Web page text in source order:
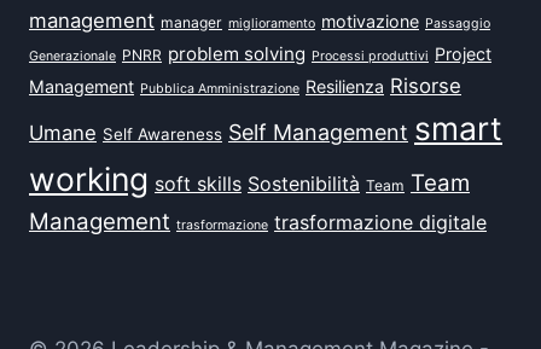
management manager miglioramento motivazione Passaggio
Generazionale PNRR problem solving Processi produttivi Project
Management Pubblica Amministrazione Resilienza Risorse
Umane Self Awareness Self Management smart
working soft skills Sostenibilità Team Team
Management trasformazione trasformazione digitale